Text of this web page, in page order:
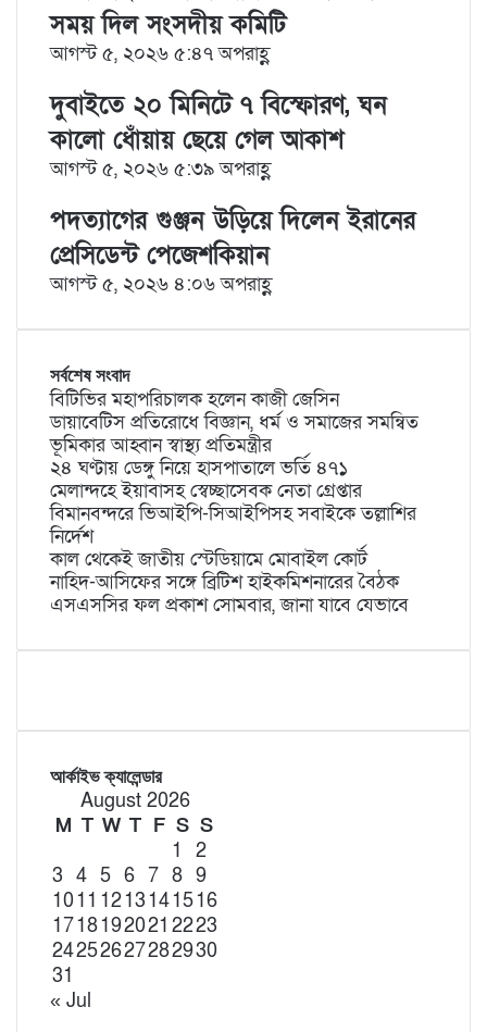
সময় দিল সংসদীয় কমিটি
আগস্ট ৫, ২০২৬ ৫:৪৭ অপরাহ্ণ
দুবাইতে ২০ মিনিটে ৭ বিস্ফোরণ, ঘন
কালো ধোঁয়ায় ছেয়ে গেল আকাশ
আগস্ট ৫, ২০২৬ ৫:৩৯ অপরাহ্ণ
পদত্যাগের গুঞ্জন উড়িয়ে দিলেন ইরানের
প্রেসিডেন্ট পেজেশকিয়ান
আগস্ট ৫, ২০২৬ ৪:০৬ অপরাহ্ণ
সর্বশেষ সংবাদ
বিটিভির মহাপরিচালক হলেন কাজী জেসিন
ডায়াবেটিস প্রতিরোধে বিজ্ঞান, ধর্ম ও সমাজের সমন্বিত
ভূমিকার আহ্বান স্বাস্থ্য প্রতিমন্ত্রীর
২৪ ঘণ্টায় ডেঙ্গু নিয়ে হাসপাতালে ভর্তি ৪৭১
মেলান্দহে ইয়াবাসহ স্বেচ্ছাসেবক নেতা গ্রেপ্তার
বিমানবন্দরে ভিআইপি-সিআইপিসহ সবাইকে তল্লাশির
নির্দেশ
কাল থেকেই জাতীয় স্টেডিয়ামে মোবাইল কোর্ট
নাহিদ-আসিফের সঙ্গে ব্রিটিশ হাইকমিশনারের বৈঠক
এসএসসির ফল প্রকাশ সোমবার, জানা যাবে যেভাবে
আর্কাইভ ক্যালেন্ডার
August 2026
M T W T F S S
1
2
3 4 5 6 7 8 9
1011 1213141516
1718192021 2223
24252627282930
31
« Jul